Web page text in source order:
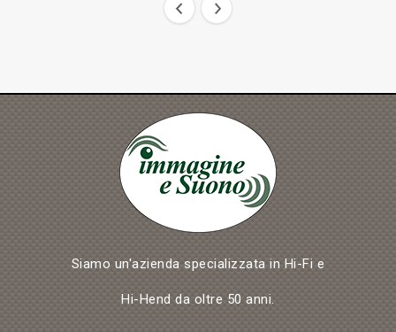
Siamo un'azienda specializzata in Hi-Fi e
Hi-Hend da oltre 50 anni.